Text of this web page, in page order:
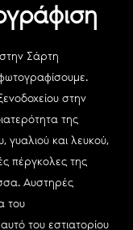
στην Σάρτη
στην
της
γυαλιού και λευκού,
πέργκολες της
Αυστηρές
του
του εστιατορίου